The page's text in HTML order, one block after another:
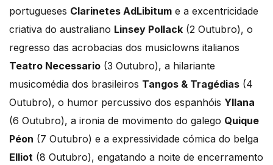
portugueses Clarinetes AdLibitum e a excentricidade
criativa do australiano Linsey Pollack (2 Outubro), o
regresso das acrobacias dos musiclowns italianos
Teatro Necessario (3 Outubro), a hilariante
musicomédia dos brasileiros Tangos & Tragédias (4
Outubro), o humor percussivo dos espanhóis Yllana
(6 Outubro), a ironia de movimento do galego Quique
Péon (7 Outubro) e a expressividade cómica do belga
Elliot (8 Outubro), engatando a noite de encerramento